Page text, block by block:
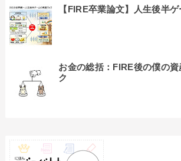
【FIRE卒業論文】人生後半
お金の総括：FIRE後の僕の資
ク